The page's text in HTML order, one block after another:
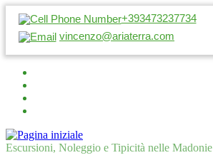
+393473237734
vincenzo@ariaterra.com
Escursioni, Noleggio e Tipicità nelle Madonie